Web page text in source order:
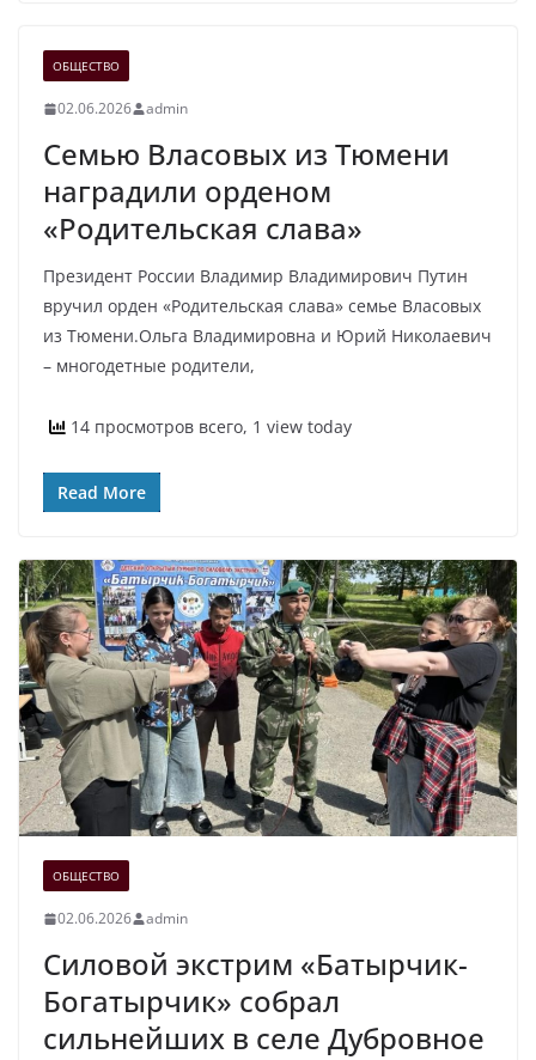
ОБЩЕСТВО
02.06.2026 admin
Семью Власовых из Тюмени
наградили орденом
«Родительская слава»
Президент России Владимир Владимирович Путин
вручил орден «Родительская слава» семье Власовых
из Тюмени.Ольга Владимировна и Юрий Николаевич
– многодетные родители,
14 просмотров всего, 1 view today
Read More
ОБЩЕСТВО
02.06.2026 admin
Силовой экстрим «Батырчик-
Богатырчик» собрал
сильнейших в селе Дубровное